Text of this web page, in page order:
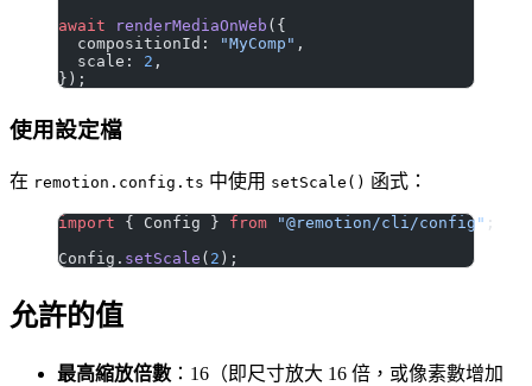
await renderMediaOnWeb ({
  compositionId:
"MyComp" ,
  scale:
2 ,
});
使用設定檔
在 remotion.config.ts 中使用 setScale() 函式：
import { Config } from "@remotion/cli/config" ;
Config. setScale ( 2 );
允許的值
最高縮放倍數 ：16（即尺寸放大 16 倍，或像素數增加